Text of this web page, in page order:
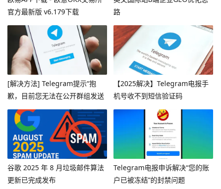
官方最新版 v6.179下载
路
[解决方法] Telegram提示“抱
歉，目前您无法在公开群组发送
消息”
【2025解决】Telegram电报手
机号收不到短信验证码
谷歌 2025 年 8 月垃圾邮件算法
更新已完成发布
Telegram电报申诉解决“您的账
户已被冻结”的封禁问题